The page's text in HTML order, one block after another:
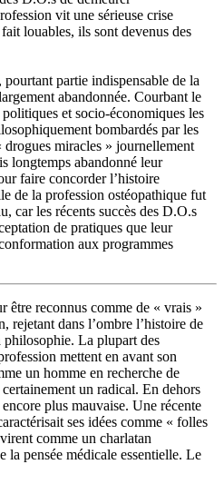
vit une sérieuse crise
louables, ils sont devenus des
partie indispensable de la
abandonnée. Courbant le
et socio-économiques les
bombardés par les
miracles » journellement
longtemps abandonné leur
faire concorder l’histoire
de la profession ostéopathique fut
car les récents succès des D.O.s
de pratiques que leur
aux programmes
être reconnus comme de « vrais »
rejetant dans l’ombre l’histoire de
philosophie. La plupart des
mettent en avant son
un homme en recherche de
un radical. En dehors
plus mauvaise. Une récente
ses idées comme « folles
comme un charlatan
la pensée médicale essentielle. Le